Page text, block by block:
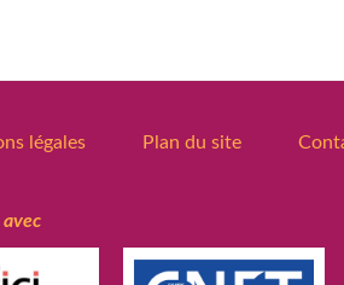
légales Plan du site